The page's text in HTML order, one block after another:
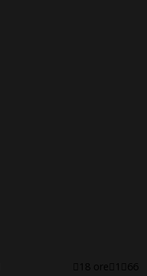
18 ore 1 66